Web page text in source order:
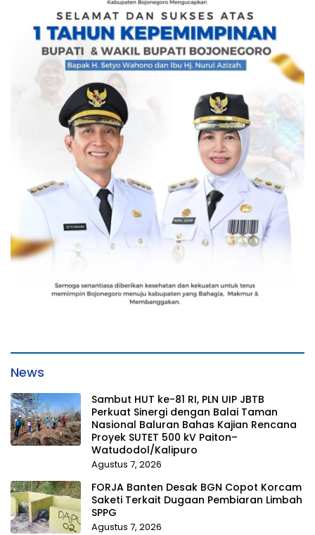
News
Sambut HUT ke-81 RI, PLN UIP JBTB
Perkuat Sinergi dengan Balai Taman
Nasional Baluran Bahas Kajian Rencana
Proyek SUTET 500 kV Paiton–
Watudodol/Kalipuro
Agustus 7, 2026
FORJA Banten Desak BGN Copot Korcam
Saketi Terkait Dugaan Pembiaran Limbah
SPPG
Agustus 7, 2026